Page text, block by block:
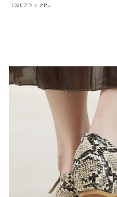
お問い合わせ
プライバシーポリシー